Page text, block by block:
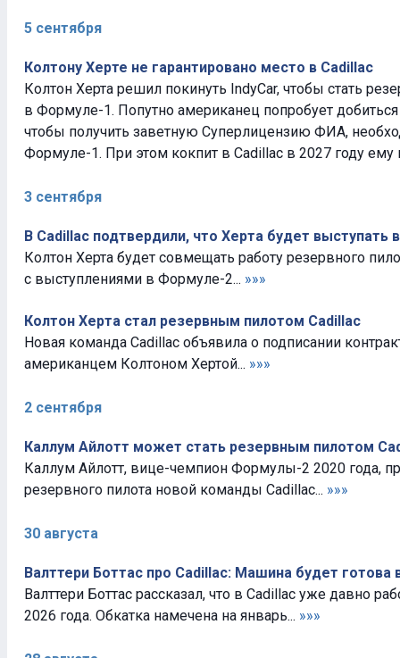
5 сентября
Колтону Херте не гарантировано место в Cadillac
Колтон Херта решил покинуть IndyCar, чтобы стать
в Формуле-1. Попутно американец попробует
чтобы получить заветную Суперлицензию ФИА,
Формуле-1. При этом кокпит в Cadillac в 2027 году ему
3 сентября
В Cadillac подтвердили, что Херта будет выступать
Колтон Херта будет совмещать работу резервного
с выступлениями в Формуле-2... »»»
Колтон Херта стал резервным пилотом Cadillac
Новая команда Cadillac объявила о подписании
американцем Колтоном Хертой... »»»
2 сентября
Каллум Айлотт может стать резервным пилотом
Каллум Айлотт, вице-чемпион Формулы-2 2020 года,
резервного пилота новой команды Cadillac... »»»
30 августа
Валттери Боттас про Cadillac: Машина будет готова
Валттери Боттас рассказал, что в Cadillac уже давно
2026 года. Обкатка намечена на январь... »»»